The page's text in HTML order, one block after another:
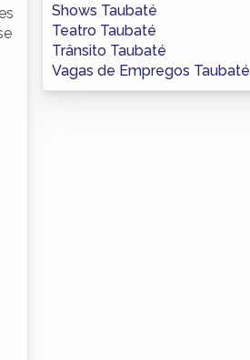
Shows Taubaté
Teatro Taubaté
Trânsito Taubaté
Vagas de Empregos Taubaté